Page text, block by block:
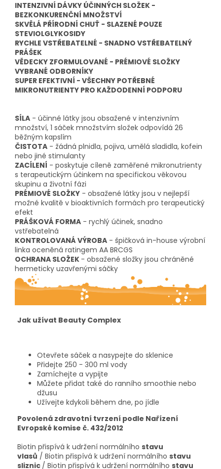
INTENZIVNÍ DÁVKY ÚČINNÝCH SLOŽEK -
BEZKONKURENČNÍ MNOŽSTVÍ
SKVĚLÁ PŘÍRODNÍ CHUŤ - SLAZENÉ POUZE
STEVIOLGLYKOSIDY
RYCHLE VSTŘEBATELNÉ - SNADNO VSTŘEBATELNÝ
PRÁŠEK
VĚDECKY ZFORMULOVANÉ - PRÉMIOVÉ SLOŽKY
VYBRANÉ ODBORNÍKY
SUPER EFEKTIVNÍ - VŠECHNY POTŘEBNÉ
MIKRONUTRIENTY PRO KAŽDODENNÍ PODPORU
SÍLA - účinné látky jsou obsažené v intenzivním
množství, 1 sáček množstvím složek odpovídá 26
běžným kapslím
ČISTOTA - žádná plnidla, pojiva, umělá sladidla, kofein
nebo jiné stimulanty
ZACÍLENÍ - poskytuje cíleně zaměřené mikronutrienty
s terapeutickým účinkem na specifickou věkovou
skupinu a životní fázi
PRÉMIOVÉ SLOŽKY - obsažené látky jsou v nejlepší
možné kvalitě v bioaktivních formách pro terapeutický
efekt
PRÁŠKOVÁ FORMA - rychlý účinek, snadno
vstřebatelná
KONTROLOVANÁ VÝROBA - špičková in-house výrobní
linka oceněná ratingem AA BRCGS
OCHRANA SLOŽEK - obsažené složky jsou chráněné
hermeticky uzavřenými sáčky
Jak užívat Beauty Complex
Otevřete sáček a nasypejte do sklenice
Přidejte 250 - 300 ml vody
Zamíchejte a vypijte
Můžete přidat také do ranního smoothie nebo
džusu
Užívejte kdykoli během dne, po jídle
Povolená zdravotní tvrzení podle Nařízení
Evropské komise č. 432/2012
Biotin přispívá k udržení normálního stavu
vlasů / Biotin přispívá k udržení normálního stavu
sliznic / Biotin přispívá k udržení normálního stavu